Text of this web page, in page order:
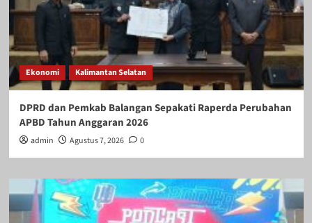
Ekonomi Kalimantan Selatan
DPRD dan Pemkab Balangan Sepakati Raperda Perubahan
APBD Tahun Anggaran 2026
admin Agustus 7, 2026 0